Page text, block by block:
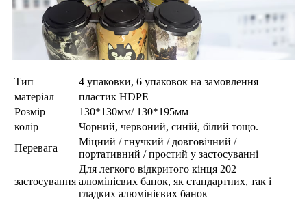
Тип
4 упаковки, 6 упаковок на замовлення
матеріал
пластик HDPE
Розмір
130*130мм/ 130*195мм
колір
Чорний, червоний, синій, білий тощо.
Перевага
Міцний / гнучкий / довговічний /
портативний / простий у застосуванні
застосування
Для легкого відкритого кінця 202
алюмінієвих банок, як стандартних, так і
гладких алюмінієвих банок